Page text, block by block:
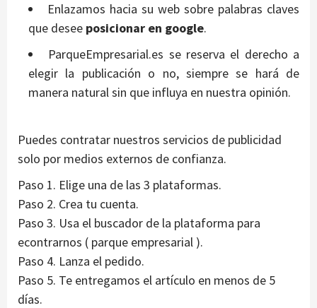
Enlazamos hacia su web sobre palabras claves
que desee posicionar en google.
ParqueEmpresarial.es se reserva el derecho a
elegir la publicación o no, siempre se hará de
manera natural sin que influya en nuestra opinión.
Puedes contratar nuestros servicios de publicidad
solo por medios externos de confianza.
Paso 1. Elige una de las 3 plataformas.
Paso 2. Crea tu cuenta.
Paso 3. Usa el buscador de la plataforma para
econtrarnos ( parque empresarial ).
Paso 4. Lanza el pedido.
Paso 5. Te entregamos el artículo en menos de 5
días.